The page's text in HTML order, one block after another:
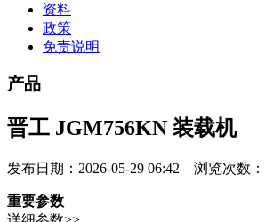
资料
政策
免责说明
产品
晋工 JGM756KN 装载机
发布日期：2026-05-29 06:42 浏览次数：
重要参数